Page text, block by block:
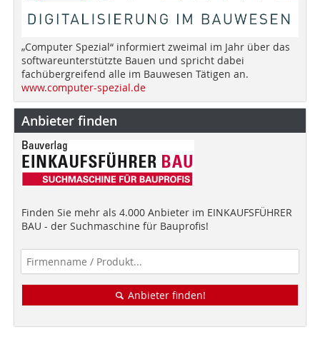
„Computer Spezial“ informiert zweimal im Jahr über das
softwareunterstützte Bauen und spricht dabei
fachübergreifend alle im Bauwesen Tätigen an.
www.computer-spezial.de
Anbieter finden
Finden Sie mehr als 4.000 Anbieter im EINKAUFSFÜHRER
BAU - der Suchmaschine für Bauprofis!
Anbieter finden!